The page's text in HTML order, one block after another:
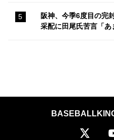
阪神、今季6度目の
采配に田尾氏苦言「あ